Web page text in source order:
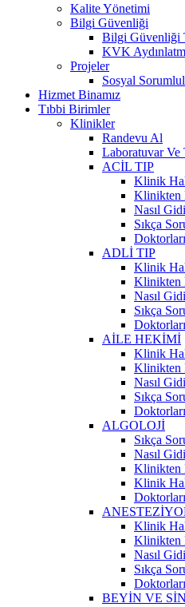
Kalite Yönetimi
Bilgi Güvenliği
Bilgi Güvenliği
KVK
Projeler
Sosyal
Hizmet Binamız
Tıbbi Birimler
Klinikler
Randevu Al
Laboratuvar Ve
ACİL TIP
Klinik
Klinikten
Nasıl
Sıkça
ADLİ TIP
Klinik
Klinikten
Nasıl
Sıkça
AİLE HEKİMİ
Klinik
Klinikten
Nasıl
Sıkça
ALGOLOJİ
Sıkça
Nasıl
Klinikten
Klinik
Klinik
Klinikten
Nasıl
Sıkça
BEYİN VE